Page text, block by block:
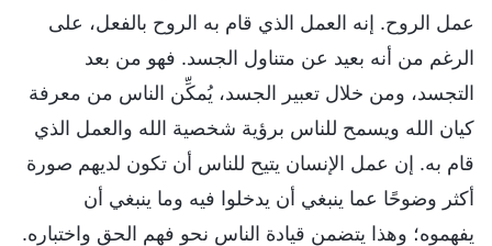
عمل الروح. إنه العمل الذي قام به الروح بالفعل، على
الرغم من أنه بعيد عن متناول الجسد. فهو من بعد
التجسد، ومن خلال تعبير الجسد، يُمكِّن الناس من معرفة
كيان الله ويسمح للناس برؤية شخصية الله والعمل الذي
قام به. إن عمل الإنسان يتيح للناس أن تكون لديهم صورة
أكثر وضوحًا عما ينبغي أن يدخلوا فيه وما ينبغي أن
يفهموه؛ وهذا يتضمن قيادة الناس نحو فهم الحق واختباره.